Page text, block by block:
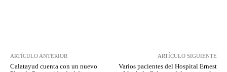
ARTÍCULO ANTERIOR
Calatayud cuenta con un nuevo
ARTÍCULO SIGUIENTE
Varios pacientes del Hospital Ernest